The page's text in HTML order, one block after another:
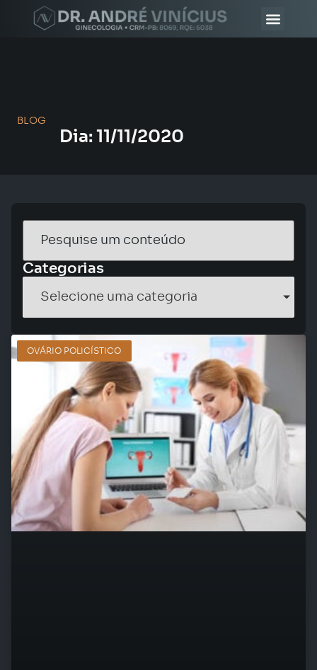
BLOG
Dia: 11/11/2020
OVÁRIO POLICÍSTICO
Categorias
Selecione uma categoria